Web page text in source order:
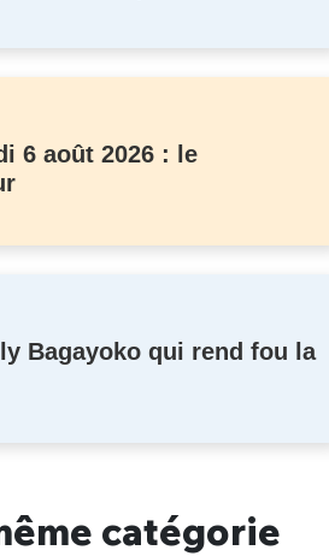
6 août 2026 : le
Bagayoko qui rend fou la
catégorie